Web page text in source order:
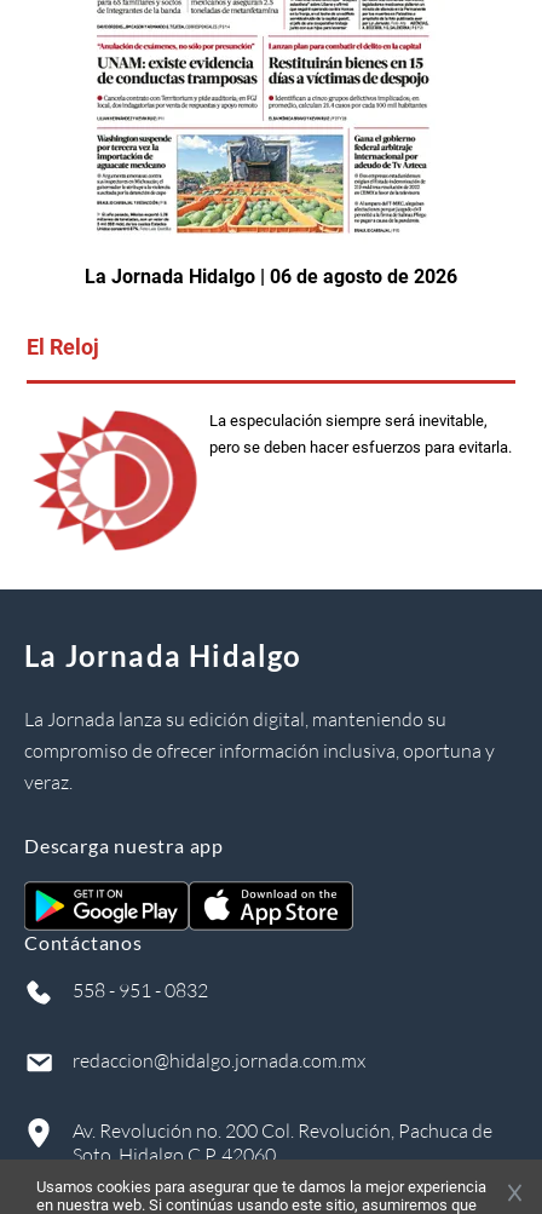
La Jornada Hidalgo | 06 de agosto de 2026
El Reloj
La especulación siempre será inevitable,
pero se deben hacer esfuerzos para evitarla.
La Jornada Hidalgo
La Jornada lanza su edición digital, manteniendo su
compromiso de ofrecer información inclusiva, oportuna y
veraz.
Descarga nuestra app
Contáctanos
558 - 951 - 0832
redaccion@hidalgo.jornada.com.mx
Av. Revolución no. 200 Col. Revolución, Pachuca de
Soto, Hidalgo C.P. 42060
Usamos cookies para asegurar que te damos la mejor experiencia
en nuestra web. Si continúas usando este sitio, asumiremos que